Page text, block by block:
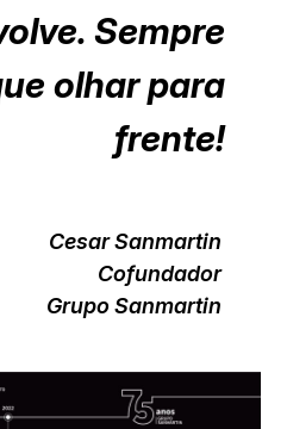
Sempre
olhar para
frente!
Cesar Sanmartin
Cofundador
Grupo Sanmartin